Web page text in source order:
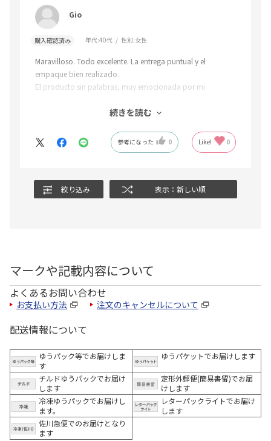
Gio
購入確認済み 年代:40代 性別:女性
Maravilloso. Todo excelente. La entrega puntual y el
empaque bien realizado.
El producto sin palabras, muy emocionada por mi
続きを読む
参考になった 0 Like! 0
絞り込み 表示：新しい順
マークや記載内容について
よくあるお問い合わせ
お支払い方法 注文のキャンセルについて
配送情報について
ゆうパック等でお届けしま
す
ゆうパケットでお届けします
チルドゆうパックでお届け
します
定形外郵便(簡易書留)でお届
けします
冷凍ゆうパックでお届けし
ます。
レターパックライトでお届け
します
佐川急便でのお届けとなり
ます